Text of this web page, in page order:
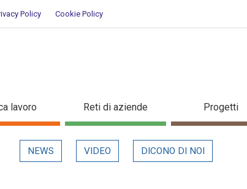
Policy Cookie Policy
di Commercio di
lavoro Reti di aziende Progetti
NEWS VIDEO DICONO DI NOI